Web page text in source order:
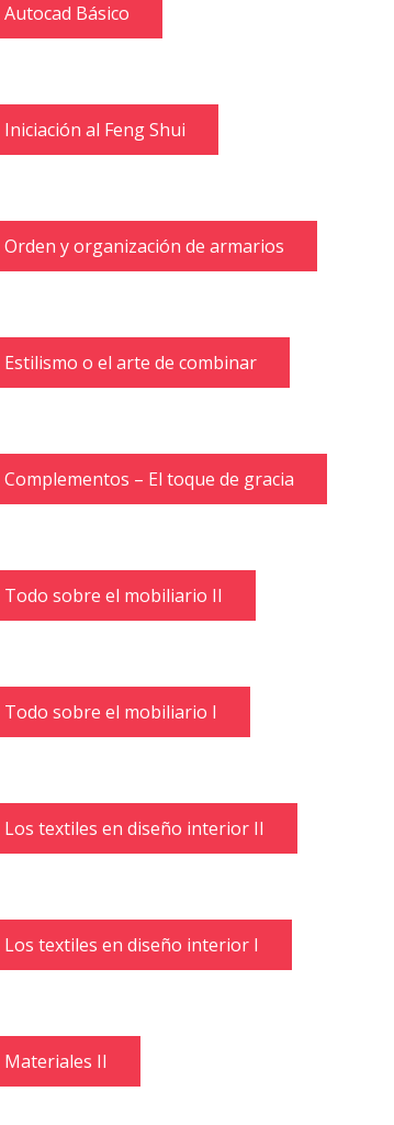
Autocad Básico
Iniciación al Feng Shui
Orden y organización de armarios
Estilismo o el arte de combinar
Complementos – El toque de gracia
Todo sobre el mobiliario II
Todo sobre el mobiliario I
Los textiles en diseño interior II
Los textiles en diseño interior I
Materiales II